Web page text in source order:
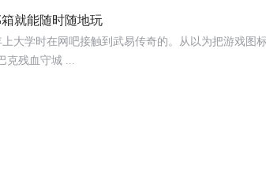
就能随时随地玩
大学时在网吧接触到武易传奇的。从以为把游戏图
残血守城 ...